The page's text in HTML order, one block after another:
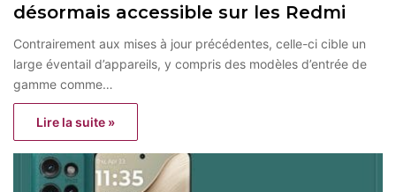
désormais accessible sur les Redmi
Contrairement aux mises à jour précédentes, celle-ci cible un
large éventail d’appareils, y compris des modèles d’entrée de
gamme comme…
Lire la suite »